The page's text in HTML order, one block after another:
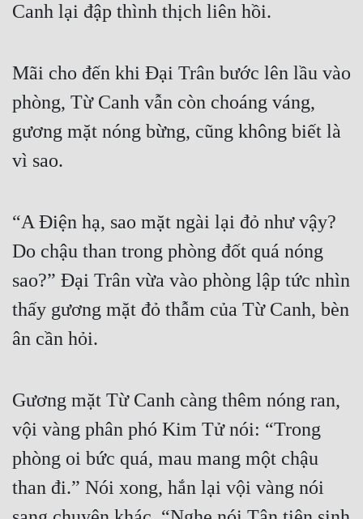
Canh lại đập thình thịch liên hồi.
Mãi cho đến khi Đại Trân bước lên lầu vào
phòng, Từ Canh vẫn còn choáng váng,
gương mặt nóng bừng, cũng không biết là
vì sao.
“A Điện hạ, sao mặt ngài lại đỏ như vậy?
Do chậu than trong phòng đốt quá nóng
sao?” Đại Trân vừa vào phòng lập tức nhìn
thấy gương mặt đỏ thẫm của Từ Canh, bèn
ân cần hỏi.
Gương mặt Từ Canh càng thêm nóng ran,
vội vàng phân phó Kim Tử nói: “Trong
phòng oi bức quá, mau mang một chậu
than đi.” Nói xong, hắn lại vội vàng nói